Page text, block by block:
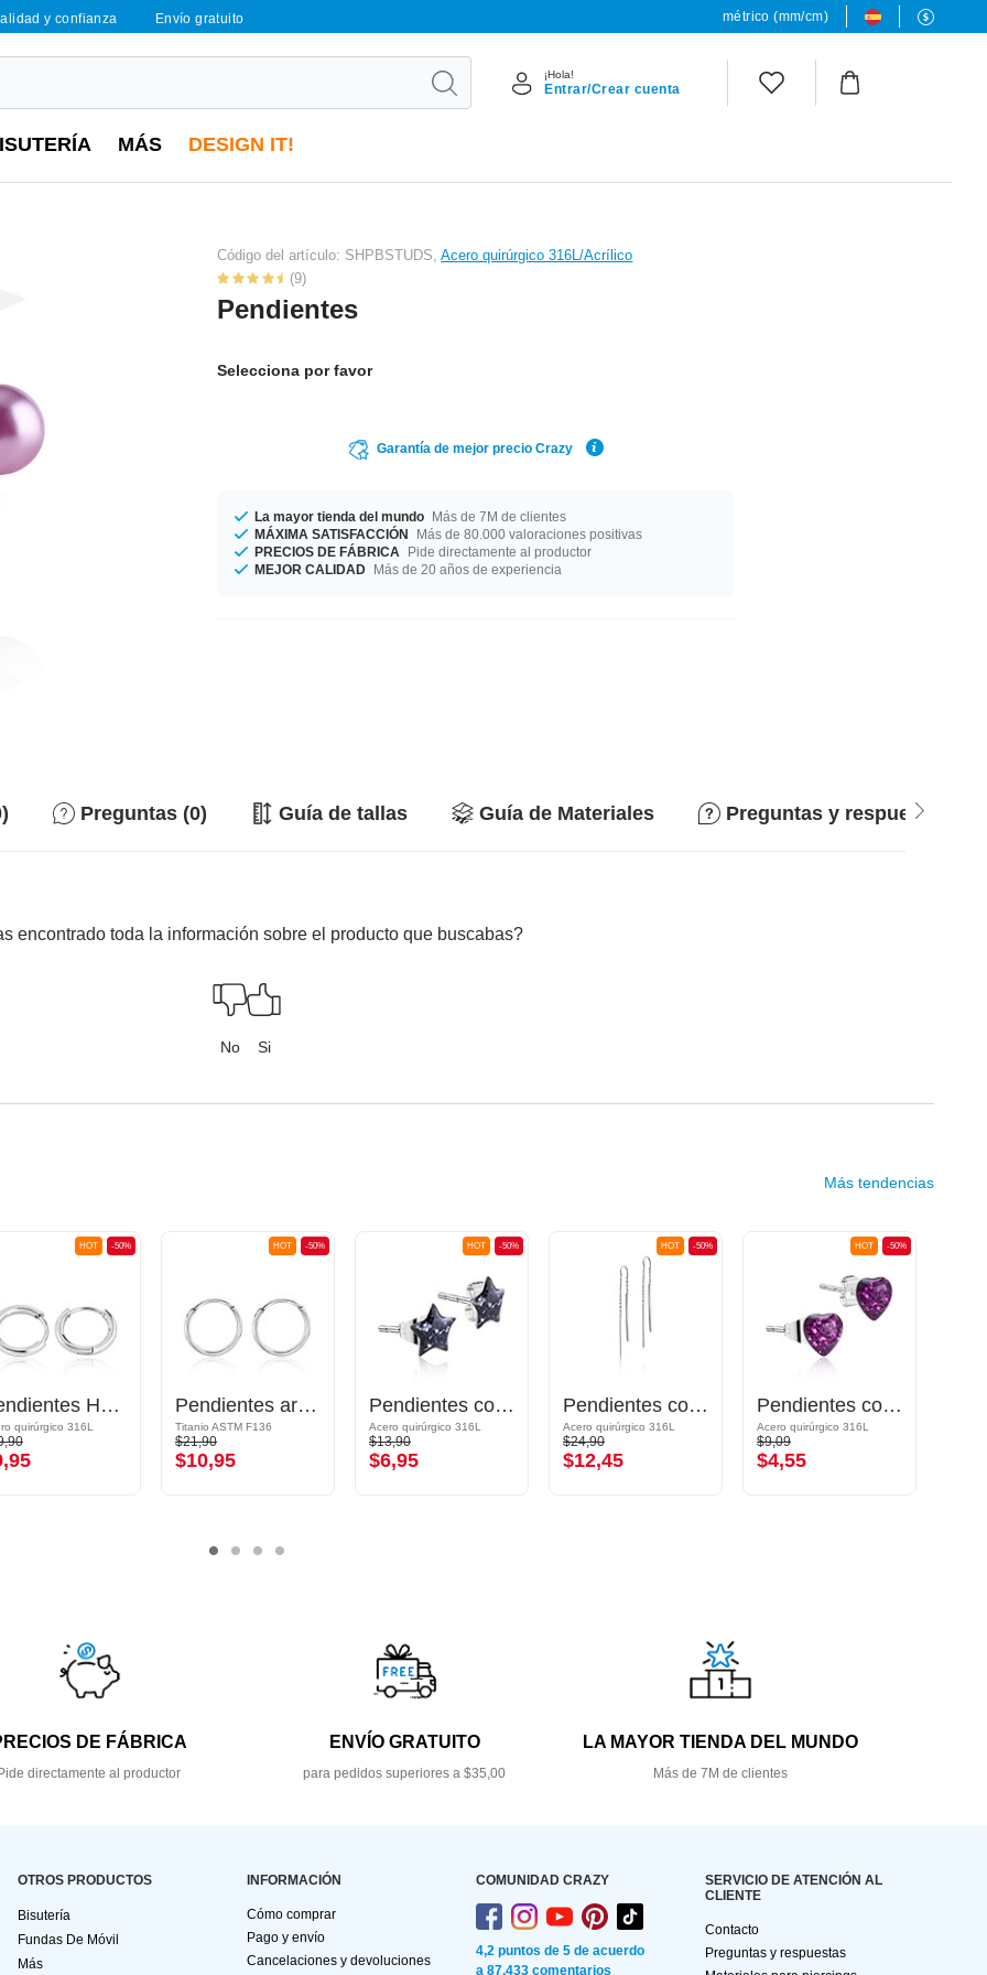
y confianza Envío gratuito métrico (mm/cm)
¡Hola!
Entrar/Crear cuenta
MÁS DESIGN IT!
Código del artículo: SHPBSTUDS,Acero quirúrgico 316L/Acrílico
(9)
Pendientes
Selecciona por favor
Garantía de mejor precio Crazy
La mayor tienda del mundo Más de 7M de clientes
MÁXIMA SATISFACCIÓN
Más de 80.000 valoraciones positivas
PRECIOS DE FÁBRICA
Pide directamente al productor
MEJOR CALIDAD Más de 20 años de experiencia
Preguntas (0) Guía de tallas Guía de Materiales Preguntas y respuestas
encontrado toda la información sobre el producto que buscabas?
No Si
Más tendencias
-50%
HOT
Pendientes Huggie
quirúrgico 316L
-50%
HOT
Pendientes argolla
Titanio ASTM F136
$21,90
$10,95
-50%
HOT
Pendientes con diseño Estrella
Acero quirúrgico 316L
$13,90
$6,95
-50%
HOT
Pendientes con cadenas
Acero quirúrgico 316L
$24,90
$12,45
-50%
HOT
Pendientes con diseño de corazón
Acero quirúrgico 316L
$9,09
$4,55
DE FÁBRICA
Pide directamente al productor
ENVÍO GRATUITO
para pedidos superiores a $35,00
LA MAYOR TIENDA DEL MUNDO
Más de 7M de clientes
OTROS PRODUCTOS
Bisutería
Fundas De Móvil
Más
INFORMACIÓN
Cómo comprar
Pago y envío
Cancelaciones y devoluciones
COMUNIDAD CRAZY
4,2 puntos de 5 de acuerdo
a 87.433 comentarios
SERVICIO DE ATENCIÓN AL
CLIENTE
Contacto
Preguntas y respuestas